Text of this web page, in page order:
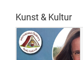
Kunst & Kultur